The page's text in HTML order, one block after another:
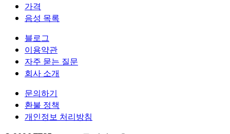
가격
음성 목록
블로그
이용약관
자주 묻는 질문
회사 소개
문의하기
환불 정책
개인정보 처리방침